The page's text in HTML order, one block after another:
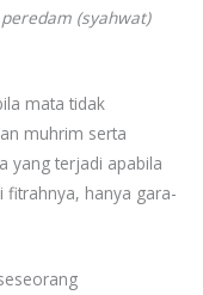
(syahwat)
mata tidak
muhrim serta
yang terjadi apabila
fitrahnya, hanya gara-